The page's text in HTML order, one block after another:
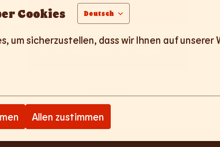
Cookies Deutsch
um sicherzustellen, dass wir Ihnen auf unserer
Allen zustimmen
Bewerben
Job teilen